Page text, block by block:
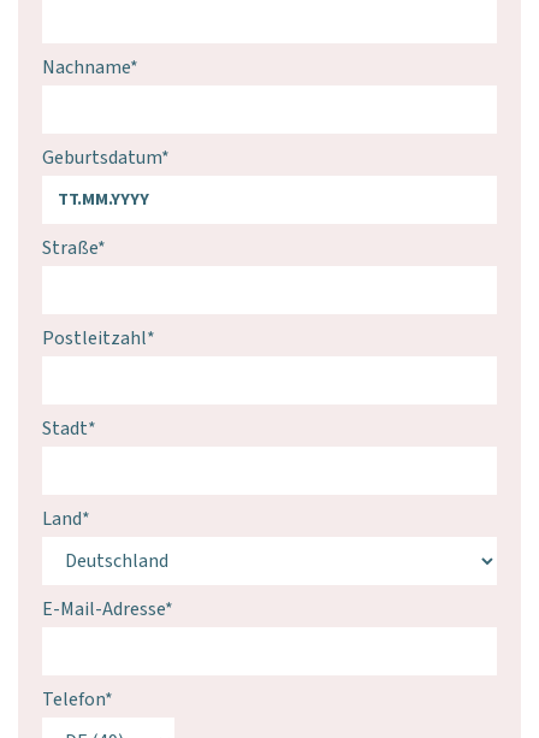
Nachname*
Geburtsdatum*
Straße*
Postleitzahl*
Stadt*
Land*
E-Mail-Adresse*
Telefon*